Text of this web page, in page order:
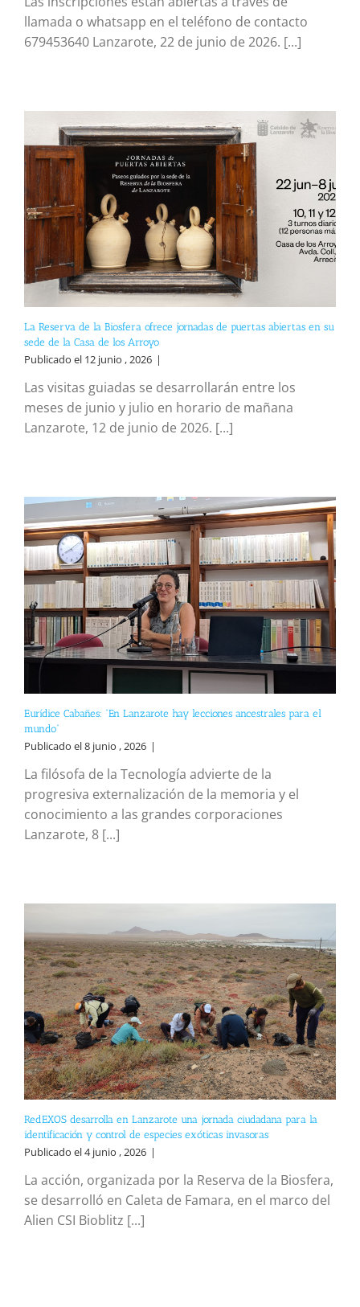
llamada o whatsapp en el teléfono de contacto
679453640 Lanzarote, 22 de junio de 2026. [...]
La Reserva de la Biosfera ofrece jornadas de puertas abiertas en su
sede de la Casa de los Arroyo
Publicado el 12 junio , 2026 |
Las visitas guiadas se desarrollarán entre los
meses de junio y julio en horario de mañana
Lanzarote, 12 de junio de 2026. [...]
Eurídice Cabañes: “En Lanzarote hay lecciones ancestrales para el
mundo”
Publicado el 8 junio , 2026 |
La filósofa de la Tecnología advierte de la
progresiva externalización de la memoria y el
conocimiento a las grandes corporaciones
Lanzarote, 8 [...]
RedEXOS desarrolla en Lanzarote una jornada ciudadana para la
identificación y control de especies exóticas invasoras
Publicado el 4 junio , 2026 |
La acción, organizada por la Reserva de la Biosfera,
se desarrolló en Caleta de Famara, en el marco del
Alien CSI Bioblitz [...]